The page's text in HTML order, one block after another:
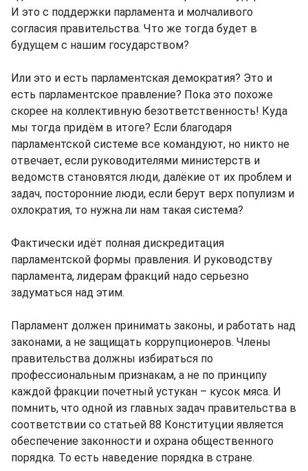
И это с поддержки парламента и молчаливого
согласия правительства. Что же тогда будет в
будущем с нашим государством?
Или это и есть парламентская демократия? Это и
есть парламентское правление? Пока это похоже
скорее на коллективную безответственность! Куда
мы тогда придём в итоге? Если благодаря
парламентской системе все командуют, но никто не
отвечает, если руководителями министерств и
ведомств становятся люди, далёкие от их проблем и
задач, посторонние люди, если берут верх популизм и
охлократия, то нужна ли нам такая система?
Фактически идёт полная дискредитация
парламентской формы правления. И руководству
парламента, лидерам фракций надо серьезно
задуматься над этим.
Парламент должен принимать законы, и работать над
законами, а не защищать коррупционеров. Члены
правительства должны избираться по
профессиональным признакам, а не по принципу
каждой фракции почетный устукан – кусок мяса. И
помнить, что одной из главных задач правительства в
соответствии со статьей 88 Конституции является
обеспечение законности и охрана общественного
порядка. То есть наведение порядка в стране.